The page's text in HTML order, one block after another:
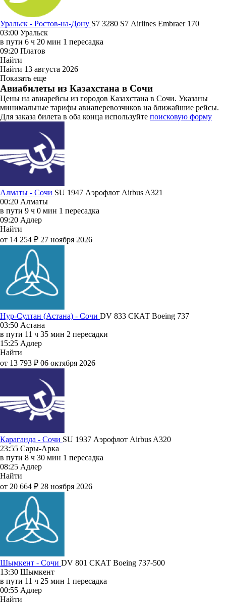
Уральск - Ростов-на-Дону S7 3280 S7 Airlines Embraer 170
03:00 Уральск
в пути 6 ч 20 мин 1 пересадка
09:20 Платов
Найти
Найти 13 августа 2026
Показать еще
Авиабилеты из Казахстана в Сочи
Цены на авиарейсы из городов Казахстана в Сочи. Указаны
минимальные тарифы авиаперевозчиков на ближайшие рейсы.
Для заказа билета в оба конца используйте поисковую форму
Алматы - Сочи SU 1947 Аэрофлот Airbus A321
00:20 Алматы
в пути 9 ч 0 мин 1 пересадка
09:20 Адлер
Найти
от 14 254 ₽ 27 ноября 2026
Нур-Султан (Астана) - Сочи DV 833 СКАТ Boeing 737
03:50 Астана
в пути 11 ч 35 мин 2 пересадки
15:25 Адлер
Найти
от 13 793 ₽ 06 октября 2026
Караганда - Сочи SU 1937 Аэрофлот Airbus A320
23:55 Сары-Арка
в пути 8 ч 30 мин 1 пересадка
08:25 Адлер
Найти
от 20 664 ₽ 28 ноября 2026
Шымкент - Сочи DV 801 СКАТ Boeing 737-500
13:30 Шымкент
в пути 11 ч 25 мин 1 пересадка
00:55 Адлер
Найти